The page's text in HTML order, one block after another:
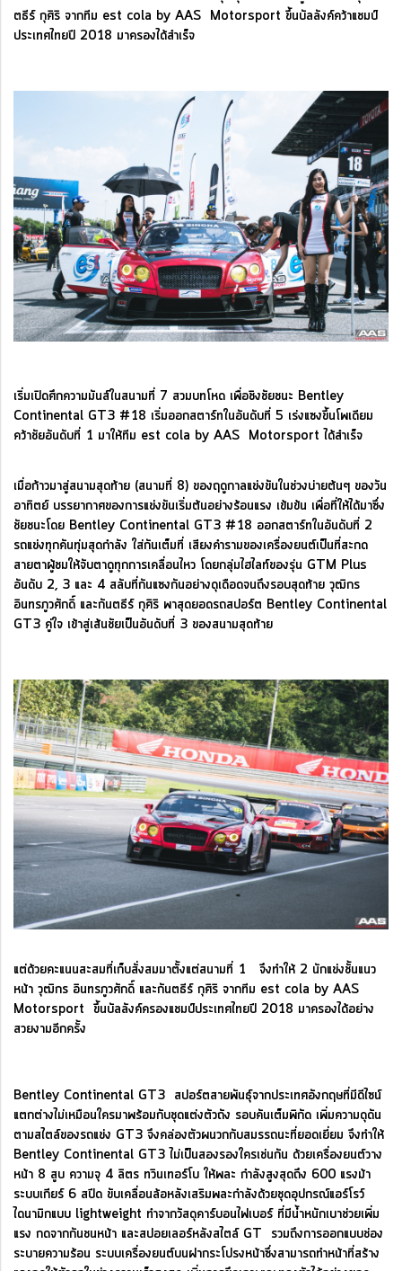
ตธีร์ กุศิริ จากทีม est cola by AAS Motorsport ขึ้นบัลลังค์คว้าแชมป์
ประเทศไทยปี 2018 มาครองได้สำเร็จ
เริ่มเปิดศึกความมันส์ในสนามที่ 7 สวมบทโหด เพื่อชิงชัยชนะ Bentley
Continental GT3 #18 เริ่มออกสตาร์ทในอันดับที่ 5 เร่งแซงขึ้นโพเดียม
คว้าชัยอันดับที่ 1 มาให้ทีม est cola by AAS Motorsport ได้สำเร็จ
เมื่อก้าวมาสู่สนามสุดท้าย (สนามที่ 8) ของฤดูกาลแข่งขันในช่วงบ่ายต้นๆ ของวัน
อาทิตย์ บรรยากาศของการแข่งขันเริ่มต้นอย่างร้อนแรง เข้มข้น เพื่อที่ให้ได้มาซึ่ง
ชัยชนะโดย Bentley Continental GT3 #18 ออกสตาร์ทในอันดับที่ 2
รถแข่งทุกคันทุ่มสุดกำลัง ใส่กันเต็มที่ เสียงคำรามของเครื่องยนต์เป็นที่สะกด
สายตาผู้ชมให้จับตาดูทุกการเคลื่อนไหว โดยกลุ่มไฮไลท์ของรุ่น GTM Plus
อันดับ 2, 3 และ 4 สลับที่กันแซงกันอย่างดุเดือดจนถึงรอบสุดท้าย วุฒิกร
อินทรภูวศักดิ์ และกันตธีร์ กุศิริ พาสุดยอดรถสปอร์ต Bentley Continental
GT3 คู่ใจ เข้าสู่เส้นชัยเป็นอันดับที่ 3 ของสนามสุดท้าย
แต่ด้วยคะแนนสะสมที่เก็บสั่งสมมาตั้งแต่สนามที่ 1 จึงทำให้ 2 นักแข่งชั้นแนว
หน้า วุฒิกร อินทรภูวศักดิ์ และกันตธีร์ กุศิริ จากทีม est cola by AAS
Motorsport ขึ้นบัลลังค์ครองแชมป์ประเทศไทยปี 2018 มาครองได้อย่าง
สวยงามอีกครั้ง
Bentley Continental GT3 สปอร์ตสายพันธุ์จากประเทศอังกฤษที่มีดีไซน์
แตกต่างไม่เหมือนใครมาพร้อมกับชุดแต่งตัวถัง รอบคันเต็มพิกัด เพิ่มความดุดัน
ตามสไตล์ของรถแข่ง GT3 จึงคล่องตัวผนวกกับสมรรถนะที่ยอดเยี่ยม จึงทำให้
Bentley Continental GT3 ไม่เป็นสองรองใครเช่นกัน ด้วยเครื่องยนต์วาง
หน้า 8 สูบ ความจุ 4 ลิตร ทวินเทอร์โบ ให้พละ กำลังสูงสุดถึง 600 แรงม้า
ระบบเกียร์ 6 สปีด ขับเคลื่อนล้อหลังเสริมพละกำลังด้วยชุดอุปกรณ์แอร์โรว์
ไดนามิกแบบ lightweight ทำจากวัสดุคาร์บอนไฟเบอร์ ที่มีน้ำหนักเบาช่วยเพิ่ม
แรง กดจากกันชนหน้า และสปอยเลอร์หลังสไตล์ GT รวมถึงการออกแบบช่อง
ระบายความร้อน ระบบเครื่องยนต์บนฝากระโปรงหน้าซึ่งสามารถทำหน้าที่สร้าง